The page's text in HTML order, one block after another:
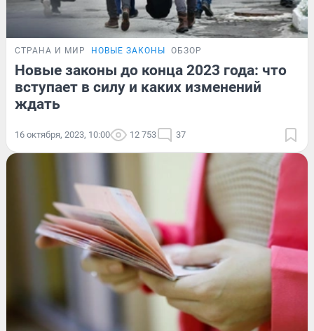
СТРАНА И МИР НОВЫЕ ЗАКОНЫ ОБЗОР
Новые законы до конца 2023 года: что
вступает в силу и каких изменений
ждать
16 октября, 2023, 10:00 12 753 37